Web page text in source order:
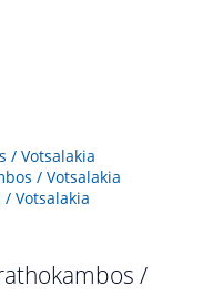
/ Votsalakia
/ Votsalakia
Votsalakia
/